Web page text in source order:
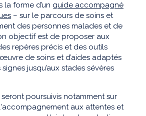
la forme d’un guide accompagné
– sur le parcours de soins et
des personnes malades et de
objectif est de proposer aux
repères précis et des outils
de soins et d’aides adaptés
jusqu’aux stades sévères
seront poursuivis notamment sur
aux attentes et